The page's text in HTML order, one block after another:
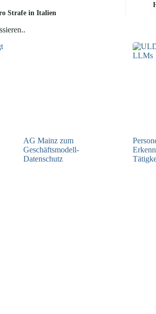
Strafe in Italien
AG Mainz zum
Geschäftsmodell-
Datenschutz